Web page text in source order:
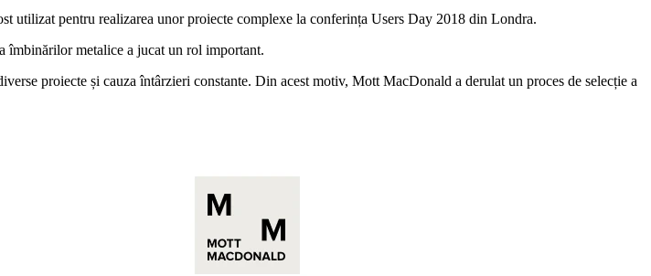
pentru realizarea unor proiecte complexe la conferința Users Day 2018 din Londra.
îmbinărilor metalice a jucat un rol important.
proiecte și cauza întârzieri constante. Din acest motiv, Mott MacDonald a derulat un proces de selecție a